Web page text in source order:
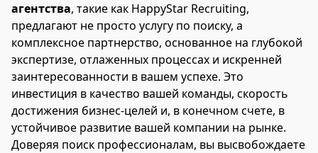
агентства, такие как HappyStar Recruiting,
предлагают не просто услугу по поиску, а
комплексное партнерство, основанное на глубокой
экспертизе, отлаженных процессах и искренней
заинтересованности в вашем успехе. Это
инвестиция в качество вашей команды, скорость
достижения бизнес-целей и, в конечном счете, в
устойчивое развитие вашей компании на рынке.
Доверяя поиск профессионалам, вы высвобождаете